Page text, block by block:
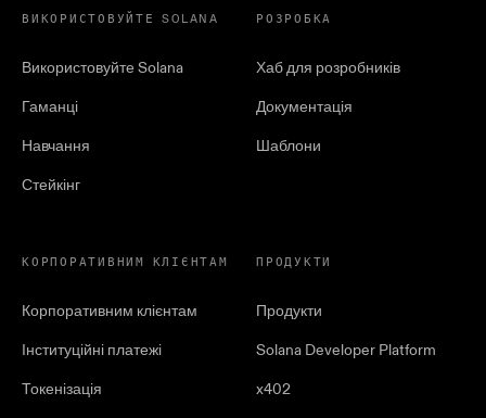
ВИКОРИСТОВУЙТЕ SOLANA
Використовуйте Solana
Гаманці
Навчання
Стейкінг
РОЗРОБКА
Хаб для розробників
Документація
Шаблони
КОРПОРАТИВНИМ КЛІЄНТАМ
Корпоративним клієнтам
Інституційні платежі
Токенізація
ПРОДУКТИ
Продукти
Solana Developer Platform
x402